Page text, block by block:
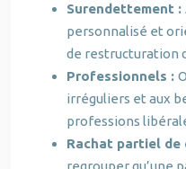
Surendettement :
personnalisé et
de restructuration
Professionnels :
irréguliers et aux
professions
Rachat partiel de
regrouper qu’une